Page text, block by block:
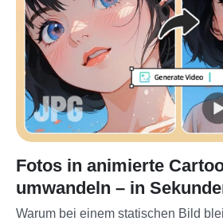
Fotos in animierte
umwandeln – in
Warum bei einem statischen Bild